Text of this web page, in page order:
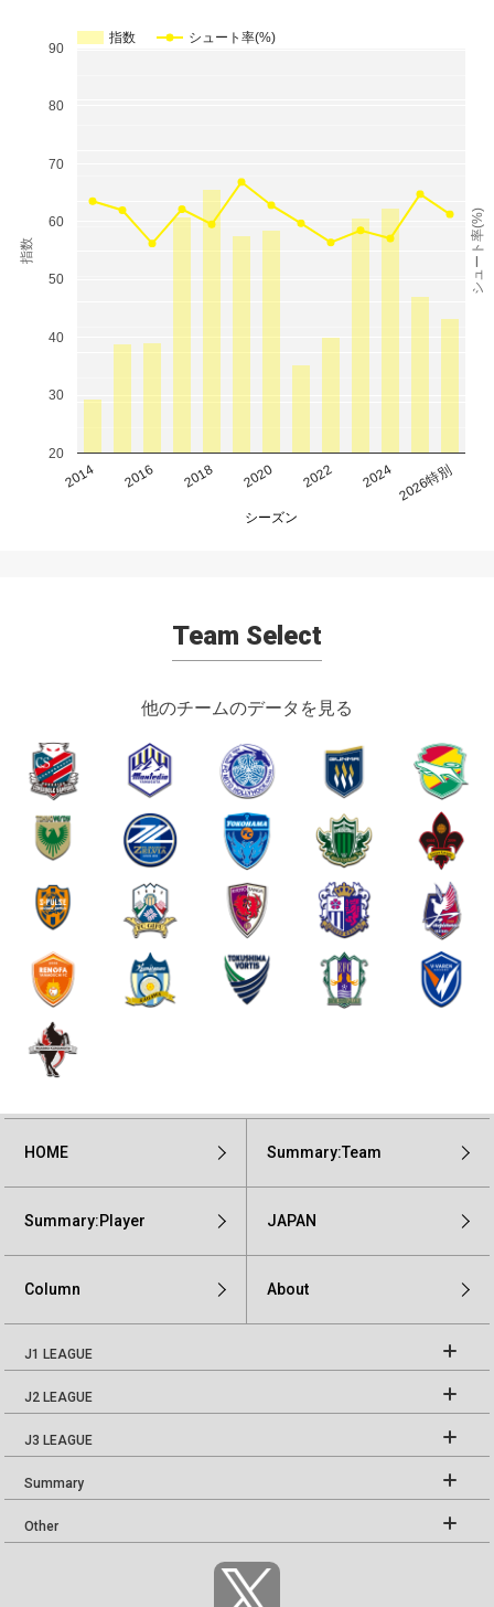
指数 シュート率(%)
2014 2016 2018 2020 2022 2024 2026特別
20
30
40
50
60
70
80
90
シーズン
指数 シュート率(%)
Team Select
他のチームのデータを見る
HOME Summary:Team
Summary:Player JAPAN
Column About
J1 LEAGUE
J2 LEAGUE
J3 LEAGUE
Summary
Other